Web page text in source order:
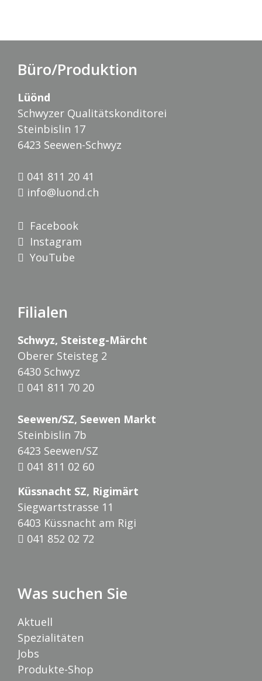
Büro/Produktion
Lüönd
Schwyzer Qualitätskonditorei
Steinbislin 17
6423 Seewen-Schwyz
041 811 20 41
info@luond.ch
Facebook
Instagram
YouTube
Filialen
Schwyz, Steisteg-Märcht
Oberer Steisteg 2
6430 Schwyz
041 811 70 20
Seewen/SZ, Seewen Markt
Steinbislin 7b
6423 Seewen/SZ
041 811 02 60
Küssnacht SZ, Rigimärt
Siegwartstrasse 11
6403 Küssnacht am Rigi
041 852 02 72
Was suchen Sie
Aktuell
Spezialitäten
Jobs
Produkte-Shop